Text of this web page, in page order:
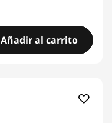
Añadir al carrito